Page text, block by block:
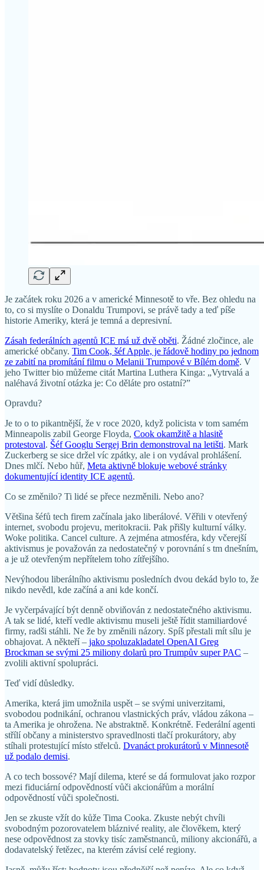
Je začátek roku 2026 a v americké Minnesotě to vře. Bez ohledu na
to, co si myslíte o Donaldu Trumpovi, se právě tady a teď píše
historie Ameriky, která je temná a depresivní.
Zásah federálních agentů ICE má už dvě oběti. Žádné zločince, ale
americké občany. Tim Cook, šéf Apple, je řádově hodiny po jednom
ze zabití na promítání filmu o Melanii Trumpové v Bílém domě. V
jeho Twitter bio můžeme citát Martina Luthera Kinga: „Vytrvalá a
naléhavá životní otázka je: Co děláte pro ostatní?”
Opravdu?
Je to o to pikantnější, že v roce 2020, když policista v tom samém
Minneapolis zabil George Floyda, Cook okamžitě a hlasitě
protestoval. Šéf Googlu Sergej Brin demonstroval na letišti. Mark
Zuckerberg se sice držel víc zpátky, ale i on vydával prohlášení.
Dnes mlčí. Nebo hůř, Meta aktivně blokuje webové stránky
dokumentující identity ICE agentů.
Co se změnilo? Ti lidé se přece nezměnili. Nebo ano?
Většina šéfů tech firem začínala jako liberálové. Věřili v otevřený
internet, svobodu projevu, meritokracii. Pak přišly kulturní války.
Woke politika. Cancel culture. A zejména atmosféra, kdy včerejší
aktivismus je považován za nedostatečný v porovnání s tm dnešním,
a je už otevřeným nepřítelem toho zítřejšího.
Nevýhodou liberálního aktivismu posledních dvou dekád bylo to, že
nikdo nevědl, kde začíná a ani kde končí.
Je vyčerpávající být denně obviňován z nedostatečného aktivismu.
A tak se lidé, kteří vedle aktivismu museli ještě řídit stamiliardové
firmy, radši stáhli. Ne že by změnili názory. Spíš přestali mít sílu je
obhajovat. A někteří – jako spoluzakladatel OpenAI Greg
Brockman se svými 25 miliony dolarů pro Trumpův super PAC –
zvolili aktivní spolupráci.
Teď vidí důsledky.
Amerika, která jim umožnila uspět – se svými univerzitami,
svobodou podnikání, ochranou vlastnických práv, vládou zákona –
ta Amerika je ohrožena. Ne abstraktně. Konkrétně. Federální agenti
střílí občany a ministerstvo spravedlnosti tlačí prokurátory, aby
stíhali protestující místo střelců. Dvanáct prokurátorů v Minnesotě
už podalo demisi.
A co tech bossové? Mají dilema, které se dá formulovat jako rozpor
mezi fiduciární odpovědností vůči akcionářům a morální
odpovědností vůči společnosti.
Jen se zkuste vžít do kůže Tima Cooka. Zkuste nebýt chvíli
svobodným pozorovatelem bláznivé reality, ale člověkem, který
nese odpovědnost za stovky tisíc zaměstnanců, miliony akcionářů, a
dodavatelský řetězec, na kterém závisí celé regiony.